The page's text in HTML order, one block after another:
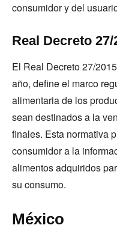
consumidor y del
Real Decreto 27/
El Real Decreto 27/
año, define el marco
alimentaria de los
sean destinados a la
finales. Esta normativa
consumidor a la
alimentos adquiridos
su consumo.
México